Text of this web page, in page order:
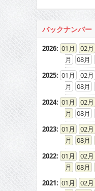
バックナンバー
2026: 01 02
08
2025: 01 02
08
2024: 01 02
08
2023: 01 02
08
2022: 01 02
08
2021: 01 02